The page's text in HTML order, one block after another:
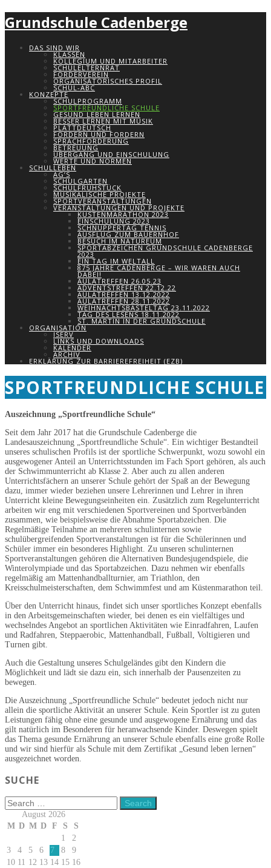
Grundschule Cadenberge
DAS SIND WIR
KLASSEN
KOLLEGIUM UND MITARBEITER
SCHULELTERNRAT
FÖRDERVEREIN
ORGANISATORISCHES PROFIL
SCHUL-ABC
KONZEPTE
SCHULPROGRAMM
SPORTFREUNDLICHE SCHULE
GESUND LEBEN LERNEN
BESSER LERNEN MIT MUSIK
PLATTDEUTSCH
FÖRDERN UND FORDERN
SPRACHFÖRDERUNG
BETREUUNG
ÜBERGANG UND EINSCHULUNG
WERTE UND NORMEN
SCHULLEBEN
AG’S
SCHULGARTEN
SCHULFRÜHSTÜCK
MUSIKALISCHE PROJEKTE
SPORTVERANSTALTUNGEN
VERANSTALTUNGEN UND PROJEKTE
KÜSTENMARATHON 2023
EINSCHULUNG 2023
SCHNUPPERTAG TENNIS
AUSFLUG ZUM BAUERNHOF
BESUCH IM NATUREUM
SPORTABZEICHEN GRUNDSCHULE CADENBERGE
2023
EIN TAG IM WELTALL
875 JAHRE CADENBERGE – WIR WAREN AUCH
DABEI!
AULATREFFEN 26.05.23
ADVENTSTREFFEN 22.12.22
AULATREFFEN 13.12.2022
AULATREFFEN 28.11.2022
WEIHNACHTSBASTELTAG 23.11.2022
TAG DES LESENS 18.11.2022
ST. MARTIN IN DER GRUNDSCHULE
ORGANISATION
ISERV
LINKS UND DOWNLOADS
KALENDER
ARCHIV
ERKLÄRUNG ZUR BARRIEREFREIHEIT (EZB)
SPORTFREUNDLICHE SCHULE
Auszeichnung „Sportfreundliche Schule“
Seit dem Jahr 2017 hat die Grundschule Cadenberge die
Landesauszeichnung „Sportfreundliche Schule“. Ein wichtiger Bestandteil
unseres schulischen Profils ist der sportliche Schwerpunkt, wozu sowohl ein
ausgewogener Anteil an Unterrichtsstunden im Fach Sport gehören, als auch
der Schwimmunterricht ab Klasse 2. Aber auch zu allen anderen
Unterrichtsfächern an unserer Schule gehört der Spaß an der Bewegung
dazu, immer wieder beziehen unsere Lehrerinnen und Lehrer in ihren
Unterricht kleine Bewegungseinheiten ein. Zusätzlich zum Regelunterricht
arbeiten wir eng mit verschiedenen Sportvereinen und Sportverbänden
zusammen, wie beispielsweise die Abnahme Sportabzeichen. Die
Regelmäßige Teilnahme an mehreren schulinternen sowie
schulübergreifenden Sportveranstaltungen ist für die Schülerinnen und
Schüler immer ein besonderes Highlight. Zu unseren schulinternen
Sportveranstaltungen gehören die Alternativen Bundesjugendspiele, die
Winterolympiade und das Sportabzeichen. Dazu nehmen wir ebenfalls
regelmäßig am Mattenhandballturnier, am Triathlon, den
Kreisschulmeisterschaften, dem Schwimmfest und am Küstenmarathon teil.
Über den Unterricht hinaus, findet sich unser sportliches Konzept ebenfalls
in den Arbeitsgemeinschaften wieder, bei denen es ein vielfältiges und
wechselndes Angebot an sportlichen Aktivitäten wie Einradfahren, Laufen
und Radfahren, Steppaerobic, Mattenhandball, Fußball, Voltigieren und
Turnen gibt.
Auch die Gestaltung unseres Schulgeländes gibt den Kindern die
Möglichkeit und lädt sie dazu ein, sich innerhalb der Pausenzeiten zu
bewegen.
Die Auszeichnung „Sportfreundliche Schule“ bedeutet jedoch nicht nur
allein die sportliche Aktivität an unserer Schule. Kein Sportler ist zu guten
Leistungen fähig ohne eine gesunde und ausgewogene Ernährung und das
gilt natürlich im Besonderen für heranwachsende Kinder. Deswegen spielt
das Thema gesunde Ernährung an unserer Schule ebenfalls eine große Rolle
und wir sind hierfür als Schule mit dem Zertifikat „Gesund leben lernen“
ausgezeichnet worden.
SUCHE
August 2026
M D M D F S
S
1
2
3
4 5 6 7 8
9
10 11 12 13 14 15 16